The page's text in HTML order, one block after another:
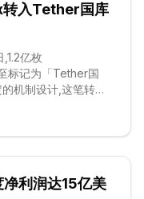
客无法直接进店使用
转入Tether国库
亿枚
标记为「Tether国
机制设计,这笔转账
未得到验证。链上警
规模Bitfinex至国库转
一笔结算还是独立的
明确指出,国库持有
利润达15亿美